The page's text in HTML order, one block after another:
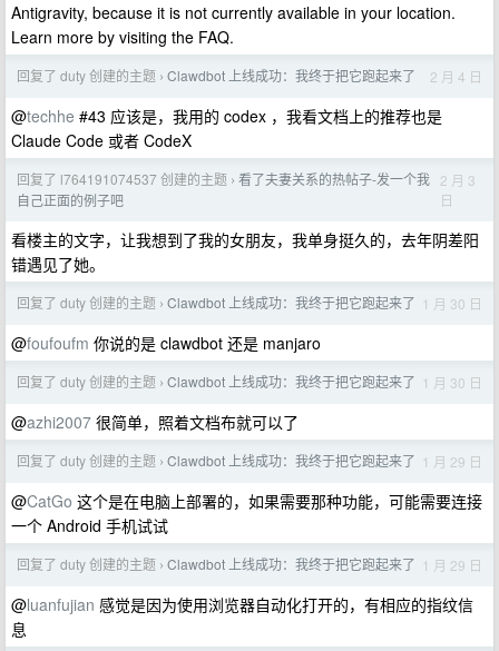
Antigravity, because it is not currently available in your location.
Learn more by visiting the FAQ.
回复了 duty 创建的主题 › Clawdbot 上线成功：我终于把它跑起来了 2 月 4 日
@techhe #43 应该是，我用的 codex ，我看文档上的推荐也是
Claude Code 或者 CodeX
回复了 l764191074537 创建的主题 › 看了夫妻关系的热帖子-发一个我
自己正面的例子吧
2 月 3
日
看楼主的文字，让我想到了我的女朋友，我单身挺久的，去年阴差阳
错遇见了她。
回复了 duty 创建的主题 › Clawdbot 上线成功：我终于把它跑起来了 1 月 30 日
@foufoufm 你说的是 clawdbot 还是 manjaro
回复了 duty 创建的主题 › Clawdbot 上线成功：我终于把它跑起来了 1 月 30 日
@azhi2007 很简单，照着文档布就可以了
回复了 duty 创建的主题 › Clawdbot 上线成功：我终于把它跑起来了 1 月 29 日
@CatGo 这个是在电脑上部署的，如果需要那种功能，可能需要连接
一个 Android 手机试试
回复了 duty 创建的主题 › Clawdbot 上线成功：我终于把它跑起来了 1 月 29 日
@luanfujian 感觉是因为使用浏览器自动化打开的，有相应的指纹信
息